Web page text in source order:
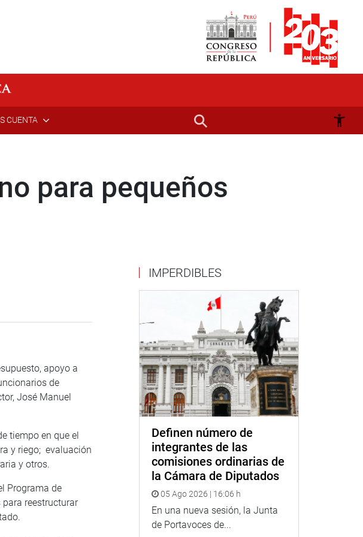
CUENTA
para pequeños
apoyo a
de
José Manuel
tiempo en que el
y riego; evaluación
y otros.
Programa de
reestructurar
IMPERDIBLES
Definen número de
integrantes de las
comisiones ordinarias de
la Cámara de Diputados
05 Ago 2026 | 16:06 h
En una nueva sesión, la Junta
de Portavoces de...